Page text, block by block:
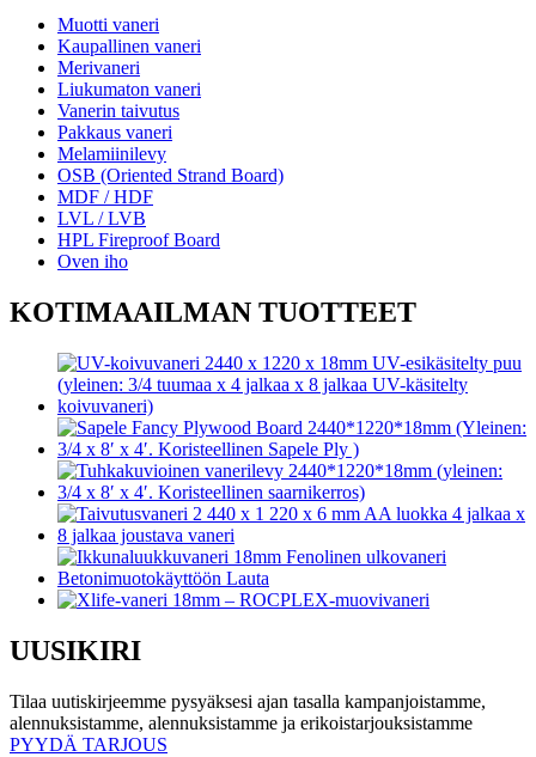
Muotti vaneri
Kaupallinen vaneri
Merivaneri
Liukumaton vaneri
Vanerin taivutus
Pakkaus vaneri
Melamiinilevy
OSB (Oriented Strand Board)
MDF / HDF
LVL / LVB
HPL Fireproof Board
Oven iho
KOTIMAAILMAN TUOTTEET
UUSIKIRI
Tilaa uutiskirjeemme pysyäksesi ajan tasalla kampanjoistamme,
alennuksistamme, alennuksistamme ja erikoistarjouksistamme
PYYDÄ TARJOUS